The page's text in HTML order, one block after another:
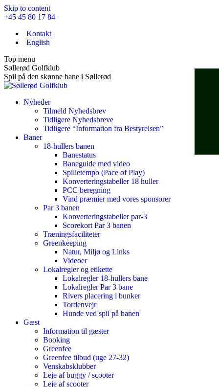
Skip to content
+45 45 80 17 84
Kontakt
English
Top menu
Søllerød Golfklub
Spil på den skønne bane i Søllerød
Nyheder
Tilmeld Nyhedsbrev
Tidligere Nyhedsbreve
Tidligere “Information fra Bestyrelsen”
Baner
18-hullers banen
Banestatus
Baneguide med video
Spilletempo (Pace of Play)
Konverteringstabeller 18 huller
PCC beregning
Vind præmier med vores sponsorer
Par 3 banen
Konverteringstabeller par-3
Scorekort Par 3 banen
Træningsfaciliteter
Greenkeeping
Natur, Miljø og Links
Videoer
Lokalregler og etikette
Lokalregler 18-hullers bane
Lokalregler Par 3 bane
Rivers placering i bunker
Tordenvejr
Hunde ved spil på banen
Gæst
Information til gæster
Booking
Greenfee
Greenfee tilbud (uge 27-32)
Venskabsklubber
Leje af buggy / scooter
Leje af scooter